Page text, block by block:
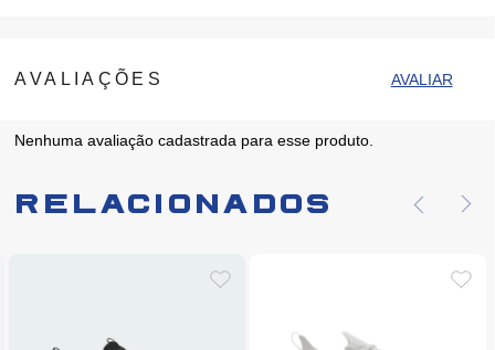
Nenhuma avaliação cadastrada para esse produto.
Relacionados